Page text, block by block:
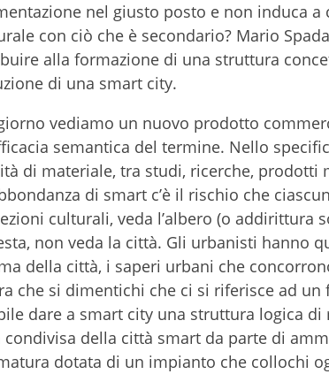
nel giusto posto e non induca
con ciò che è secondario? Mario
alla formazione di una struttura
di una smart city.
vediamo un nuovo prodotto
semantica del termine. Nello
di materiale, tra studi, ricerche,
di smart c’è il rischio che
culturali, veda l’albero (o addirittura
non veda la città. Gli urbanisti hanno
della città, i saperi urbani che
che si dimentichi che ci si riferisce ad
dare a smart city una struttura logica
condivisa della città smart da parte di
dotata di un impianto che collochi